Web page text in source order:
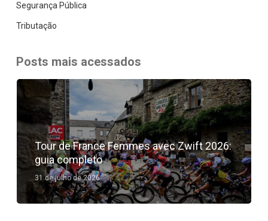
Segurança Pública
Tributação
Posts mais acessados
Tour de France Femmes avec Zwift 2026:
guia completo
31 de julho de 2026